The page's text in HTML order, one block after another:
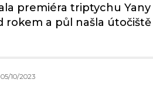
premiéra triptychu
a půl našla
10/2023